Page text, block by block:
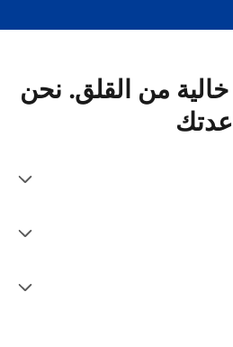
من القلق. نحن